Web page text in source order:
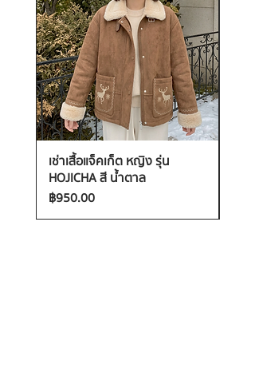
เช่าเสื้อแจ็คเก็ต หญิง รุ่น
HOJICHA สี น้ำตาล
ราคา
฿950.00